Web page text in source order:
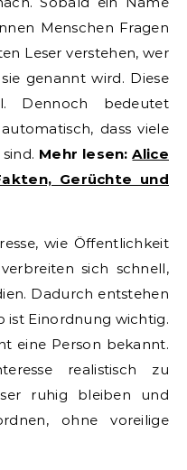
Menschen Fragen
Leser verstehen, wer
genannt wird. Diese
Dennoch bedeutet
dass viele
Mehr lesen: Alice
Gerüchte und
wie Öffentlichkeit
sich schnell,
Dadurch entstehen
ist Einordnung wichtig.
eine Person bekannt.
realistisch zu
ruhig bleiben und
ohne voreilige